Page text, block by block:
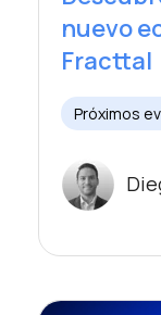
nuevo
Fracttal
Próximos